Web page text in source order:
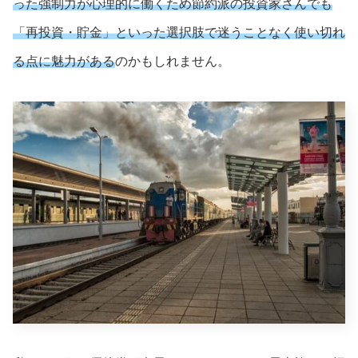
った強制力が心理的に働くため節約派の投資家さんでも
「再投資・貯金」といった選択肢で迷うことなく使い切れ
る点に魅力があるのかもしれません。